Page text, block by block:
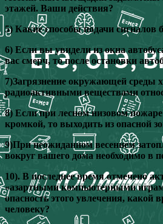
этажей. Ваши действия?
5) Какие способы подачи сигналов
6) Если вы увидели из окна
вас смерч, то после остановки
7)Загрязнение окружающей среды
радиоактивными веществами
8) Если при лесном низовом
кромкой, то выходить из опасной
9)При неожиданном весеннем
вокруг вашего дома необходимо в
10). В последнее время отмечено
«азартными компьютерными
опасность этого увлечения, какой
человеку?